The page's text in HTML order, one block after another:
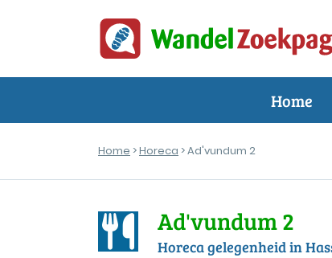
Home
Home >Horeca > Ad'vundum 2
Ad'vundum 2
Horeca gelegenheid in